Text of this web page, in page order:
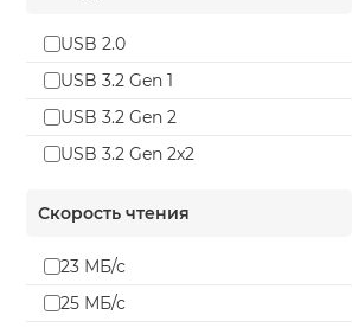
256 ГБ
500 ГБ
512 ГБ
USB 2.0
USB 3.2 Gen 1
USB 3.2 Gen 2
USB 3.2 Gen 2x2
Скорость чтения
23 МБ/с
25 МБ/с